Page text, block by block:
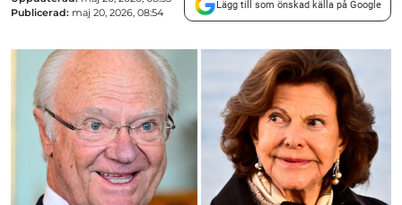
Publicerad: maj 20, 2026, 08:54
Lägg till som önskad källa på Google